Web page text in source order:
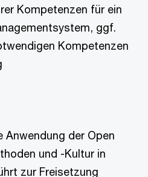
Kompetenzen für ein
ggf.
Kompetenzen
Anwendung der Open
und -Kultur in
zur Freisetzung